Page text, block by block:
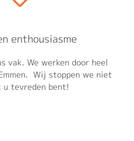
enthousiasme
vak. We werken door heel
Wij stoppen we niet
u tevreden bent!